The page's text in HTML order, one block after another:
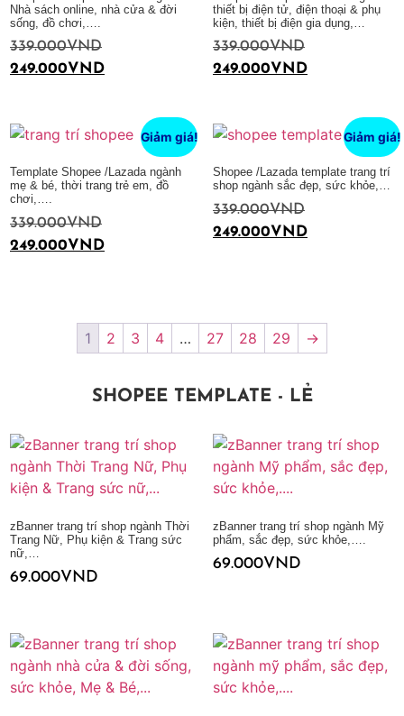
Nhà sách online, nhà cửa & đời
sống, đồ chơi,….
339.000VND
249.000VND
thiết bị điện tử, điện thoại & phụ
kiện, thiết bị điện gia dụng,…
339.000VND
249.000VND
Giảm giá!
Template Shopee /Lazada ngành
mẹ & bé, thời trang trẻ em, đồ
chơi,….
339.000VND
249.000VND
Giảm giá!
Shopee /Lazada template trang trí
shop ngành sắc đẹp, sức khỏe,…
339.000VND
249.000VND
1 2 3 4 … 27 28 29 →
SHOPEE TEMPLATE - LẺ
zBanner trang trí shop ngành Thời
Trang Nữ, Phụ kiện & Trang sức
nữ,…
69.000VND
zBanner trang trí shop ngành Mỹ
phẩm, sắc đẹp, sức khỏe,….
69.000VND